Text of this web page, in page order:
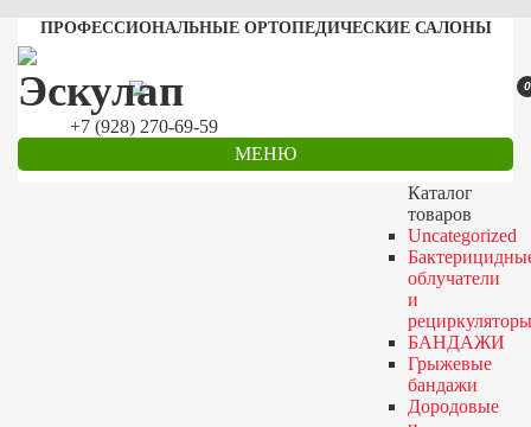
ПРОФЕССИОНАЛЬНЫЕ ОРТОПЕДИЧЕСКИЕ САЛОНЫ
+7 (928) 270-69-59
0
МЕНЮ
Каталог
товаров
Uncategorized
облучатели
и
рециркуляторы
БАНДАЖИ
Грыжевые
бандажи
Дородовые